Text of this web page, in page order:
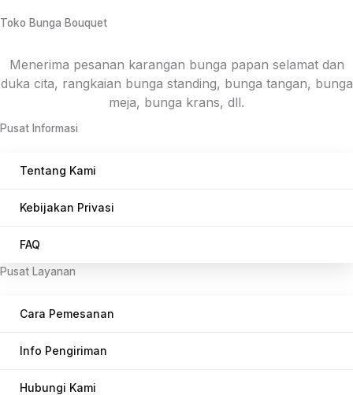
Indonesia melalui rekanan. Untuk konsep bunga menyesuaikan
Toko Bunga Bouquet
Menerima pesanan karangan bunga papan selamat dan
duka cita, rangkaian bunga standing, bunga tangan, bunga
meja, bunga krans, dll.
Pusat Informasi
Tentang Kami
Kebijakan Privasi
FAQ
Pusat Layanan
Cara Pemesanan
Info Pengiriman
Hubungi Kami